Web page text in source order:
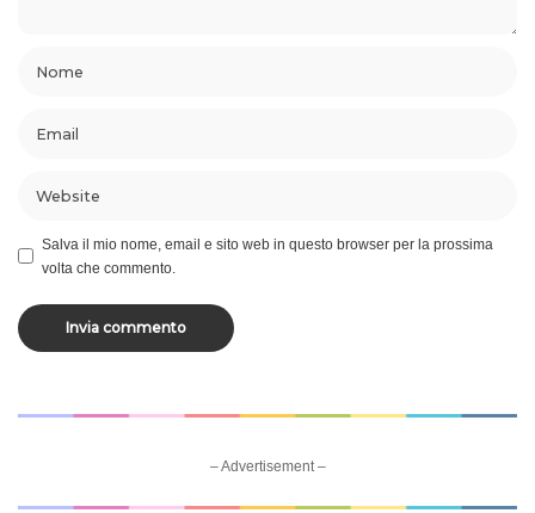
Salva il mio nome, email e sito web in questo browser per la prossima
volta che commento.
– Advertisement –